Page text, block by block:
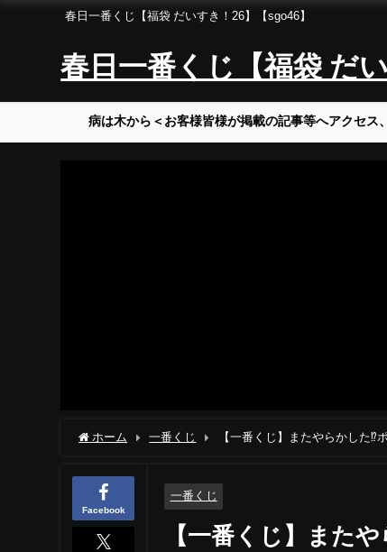
春日一番くじ【福袋 だいすき！26】【sgo46】
春日一番くじ【福袋 だ
病は木から＜お客様皆様が掲載の記事等へアクセス
ホーム 一番くじ 【一番くじ】またやらかした⁉︎
Facebook
一番くじ
【一番くじ】また